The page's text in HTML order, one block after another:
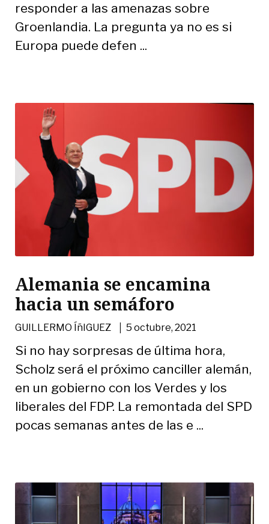
responder a las amenazas sobre
Groenlandia. La pregunta ya no es si
Europa puede defen ...
Alemania se encamina
hacia un semáforo
GUILLERMO ÍñIGUEZ |5 octubre, 2021
Si no hay sorpresas de última hora,
Scholz será el próximo canciller alemán,
en un gobierno con los Verdes y los
liberales del FDP. La remontada del SPD
pocas semanas antes de las e ...